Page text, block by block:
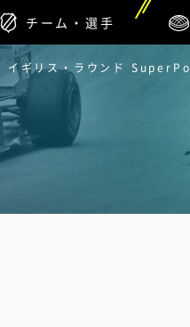
チーム・選手
イギリス・ラウンド